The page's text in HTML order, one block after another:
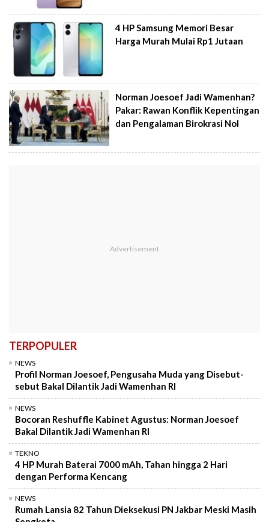
4 HP Samsung Memori Besar
Harga Murah Mulai Rp1 Jutaan
Norman Joesoef Jadi Wamenhan?
Pakar: Rawan Konflik Kepentingan
dan Pengalaman Birokrasi Nol
TERPOPULER
NEWS
Profil Norman Joesoef, Pengusaha Muda yang Disebut-
sebut Bakal Dilantik Jadi Wamenhan RI
NEWS
Bocoran Reshuffle Kabinet Agustus: Norman Joesoef
Bakal Dilantik Jadi Wamenhan RI
TEKNO
4 HP Murah Baterai 7000 mAh, Tahan hingga 2 Hari
dengan Performa Kencang
NEWS
Rumah Lansia 82 Tahun Dieksekusi PN Jakbar Meski Masih